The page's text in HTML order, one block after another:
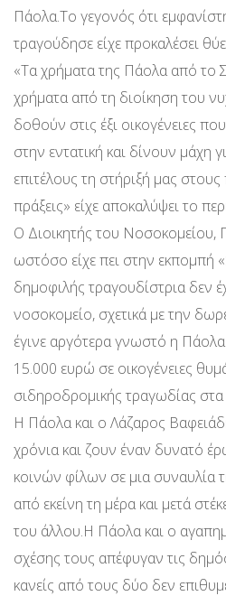
Πάολα.Το γεγονός ότι
τραγούδησε είχε προκαλέσει
«Τα χρήματα της Πάολα από το
χρήματα από τη διοίκηση του
δοθούν στις έξι οικογένειες
στην εντατική και δίνουν μάχη
επιτέλους τη στήριξή μας
πράξεις» είχε αποκαλύψει το
Ο Διοικητής του Νοσοκομείου,
ωστόσο είχε πει στην εκπομπή
δημοφιλής τραγουδίστρια δεν
νοσοκομείο, σχετικά με την
έγινε αργότερα γνωστό η
15.000 ευρώ σε οικογένειες
σιδηροδρομικής τραγωδίας
Η Πάολα και ο Λάζαρος
χρόνια και ζουν έναν δυνατό
κοινών φίλων σε μια συναυλία
από εκείνη τη μέρα και μετά
του άλλου.Η Πάολα και ο
σχέσης τους απέφυγαν τις
κανείς από τους δύο δεν